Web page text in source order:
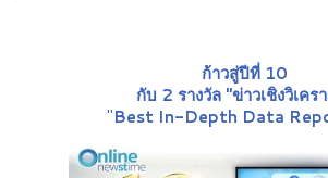
ก้าวสู่ปีที่ 10
กับ 2 รางวัล "ข่าวเชิงวิเคร
"Best In-Depth Data